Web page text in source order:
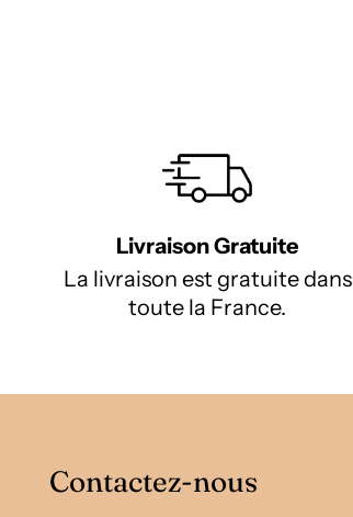
Livraison Gratuite
La livraison est gratuite dans
toute la France.
Contactez-nous